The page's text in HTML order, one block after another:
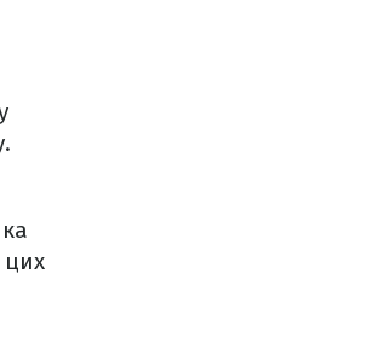
цих